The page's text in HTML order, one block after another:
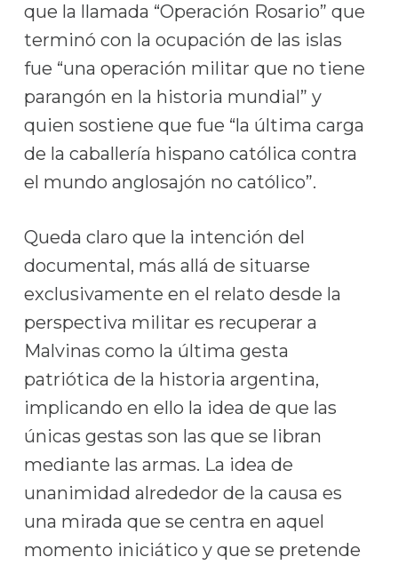
que la llamada “Operación Rosario” que
terminó con la ocupación de las islas
fue “una operación militar que no tiene
parangón en la historia mundial” y
quien sostiene que fue “la última carga
de la caballería hispano católica contra
el mundo anglosajón no católico”.
Queda claro que la intención del
documental, más allá de situarse
exclusivamente en el relato desde la
perspectiva militar es recuperar a
Malvinas como la última gesta
patriótica de la historia argentina,
implicando en ello la idea de que las
únicas gestas son las que se libran
mediante las armas. La idea de
unanimidad alrededor de la causa es
una mirada que se centra en aquel
momento iniciático y que se pretende